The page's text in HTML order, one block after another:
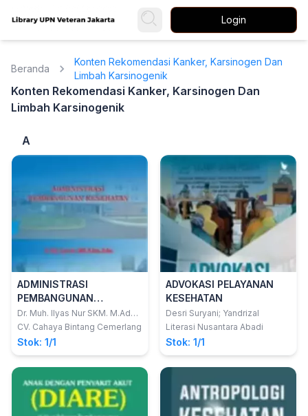
Login
Beranda
Konten Rekomendasi Kanker, Karsinogen Dan
Limbah Karsinogenik
Konten Rekomendasi Kanker, Karsinogen Dan
Limbah Karsinogenik
A
ADMINISTRASI
PEMBANGUNAN
KESEHATAN
Dr. Muh. Ilyas Nur SKM. M.Adm.
M.Kes.
CV. Cahaya Bintang Cemerlang
Stok: 1/1
ADVOKASI PELAYANAN
KESEHATAN
Desri Suryani; Yandrizal
Literasi Nusantara Abadi
Stok: 1/1